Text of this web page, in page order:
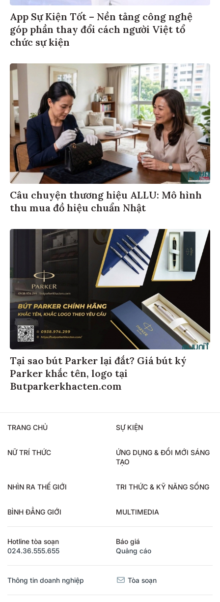
App Sự Kiện Tốt – Nền tảng công nghệ
góp phần thay đổi cách người Việt tổ
chức sự kiện
Câu chuyện thương hiệu ALLU: Mô hình
thu mua đồ hiệu chuẩn Nhật
Tại sao bút Parker lại đắt? Giá bút ký
Parker khắc tên, logo tại
Butparkerkhacten.com
TRANG CHỦ SỰ KIỆN
NỮ TRÍ THỨC
ỨNG DỤNG & ĐỔI MỚI SÁNG
TẠO
NHÌN RA THẾ GIỚI TRI THỨC & KỸ NĂNG SỐNG
BÌNH ĐẲNG GIỚI MULTIMEDIA
Hotline tòa soạn
024.36.555.655
Báo giá
Quảng cáo
Thông tin doanh nghiệp Tòa soạn